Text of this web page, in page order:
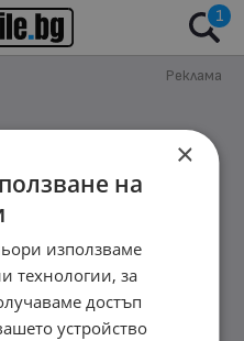
Реклама
1
×
на
използваме
технологии, за
достъп
устройство